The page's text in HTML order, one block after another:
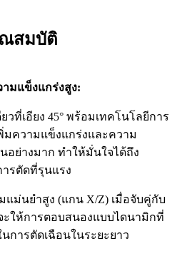
สมบัติ
ามแข็งแกร่งสูง:
ที่เอียง 45° พร้อมเทคโนโลยีการ
ความแข็งแกร่งและความ
อย่างมาก ทำให้มั่นใจได้ถึง
ารตัดที่รุนแรง
แม่นยำสูง (แกน X/Z) เมื่อจับคู่กับ
ให้การตอบสนองแบบไดนามิกที่
การตัดเฉือนในระยะยาว